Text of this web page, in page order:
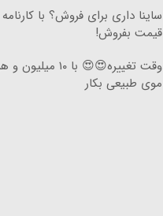
ساینا داری برای فروش؟ با
قیمت بفروش!
وقت تغییره😍😍 با
موی طبیعی بکار